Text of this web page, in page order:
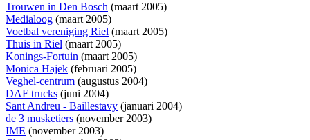
Trouwen in Den Bosch (maart 2005)
Medialoog (maart 2005)
Voetbal vereniging Riel (maart 2005)
Thuis in Riel (maart 2005)
Konings-Fortuin (maart 2005)
Monica Hajek (februari 2005)
Veghel-centrum (augustus 2004)
DAF trucks (juni 2004)
Sant Andreu - Baillestavy (januari 2004)
de 3 musketiers (november 2003)
IME (november 2003)